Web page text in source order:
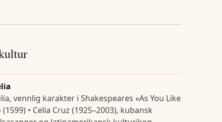
vennlig karakter i Shakespeares «As You Like
(1599) • Celia Cruz (1925–2003), kubansk